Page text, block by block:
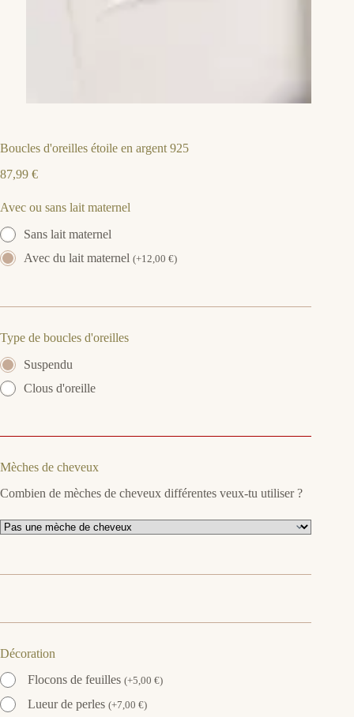
Boucles d'oreilles étoile en argent 925
87,99 €
Avec ou sans lait maternel
Sans lait maternel
Avec du lait maternel (+12,00 €)
Type de boucles d'oreilles
Suspendu
Clous d'oreille
Mèches de cheveux
Combien de mèches de cheveux différentes veux-tu utiliser ?
Décoration
Flocons de feuilles (+5,00 €)
Lueur de perles (+7,00 €)